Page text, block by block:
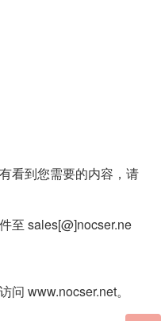
看到您需要的内容，请
至 sales[@]nocser.ne
问 www.nocser.net。